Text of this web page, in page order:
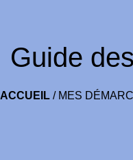
Guide
ACCUEIL/ MES